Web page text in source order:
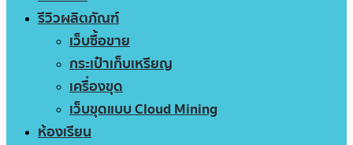
รีวิวผลิตภัณฑ์
เว็บซื้อขาย
กระเป๋าเก็บเหรียญ
เครื่องขุด
เว็บขุดแบบ Cloud Mining
ห้องเรียน